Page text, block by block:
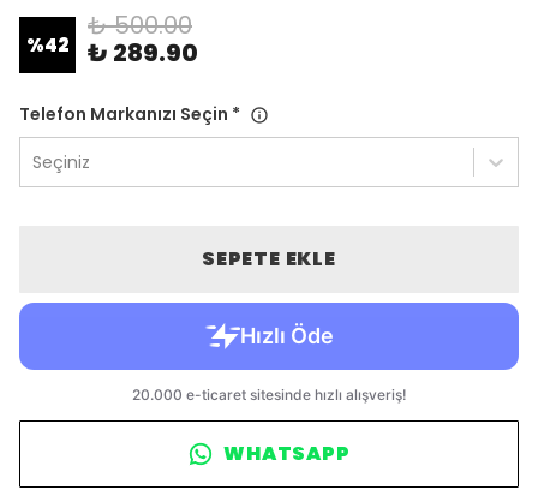
%42
₺ 500.00
₺ 289.90
Telefon Markanızı Seçin *
Seçiniz
SEPETE EKLE
WHATSAPP